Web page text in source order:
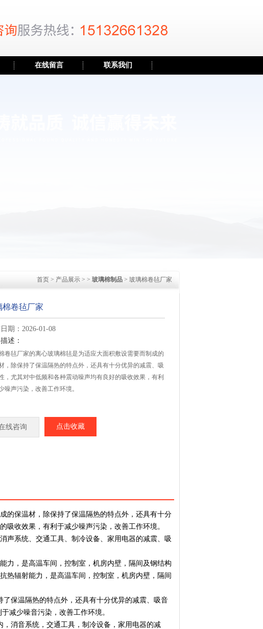
在线留言 联系我们
首页 > 产品展示 > > 玻璃棉制品 > 玻璃棉卷毡厂家
棉卷毡厂家
期：2026-01-08
述：
卷毡厂家的离心玻璃棉毡是为适应大面积敷设需要而制成的
，除保持了保温隔热的特点外，还具有十分优异的减震、吸
，尤其对中低频和各种震动噪声均有良好的吸收效果，有利
噪声污染，改善工作环境。
线咨询 点击收藏
的保温材，除保持了保温隔热的特点外，还具有十分
吸收效果，有利于减少噪声污染，改善工作环境。
声系统、交通工具、制冷设备、家用电器的减震、吸
力，是高温车间，控制室，机房内壁，隔间及钢结构
热辐射能力，是高温车间，控制室，机房内壁，隔间
保温隔热的特点外，还具有十分优异的减震、吸音
减少噪音污染，改善工作环境。
消音系统，交通工具，制冷设备，家用电器的减